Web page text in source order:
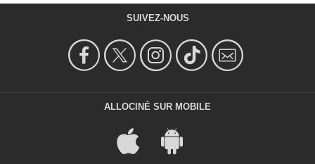
SUIVEZ-NOUS
ALLOCINÉ SUR MOBILE